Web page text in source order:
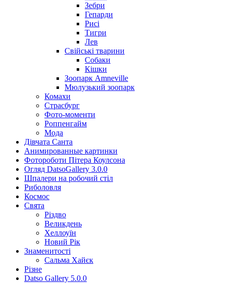
Зебри
Гепарди
Рисі
Тигри
Лев
Свійські тварини
Собаки
Кішки
Зоопарк Amneville
Мюлузький зоопарк
Комахи
Страсбург
Фото-моменти
Роппенгайм
Мода
Дівчата Санта
Aнимированные картинки
Фотороботи Пітера Коулсона
Огляд DatsoGallery 3.0.0
Шпалери на робочий стіл
Риболовля
Космос
Свята
Різдво
Великдень
Хеллоуїн
Новий Рік
Знаменитості
Сальма Хайєк
Різне
Datso Gallery 5.0.0